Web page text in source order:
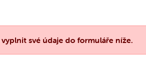
své údaje do formuláře níže.